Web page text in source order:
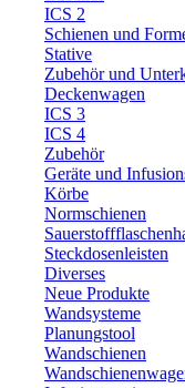
ICS 2
Schienen und
Stative
Zubehör und
Deckenwagen
ICS 3
ICS 4
Zubehör
Geräte und
Körbe
Normschienen
Steckdosenleisten
Diverses
Neue Produkte
Wandsysteme
Planungstool
Wandschienen